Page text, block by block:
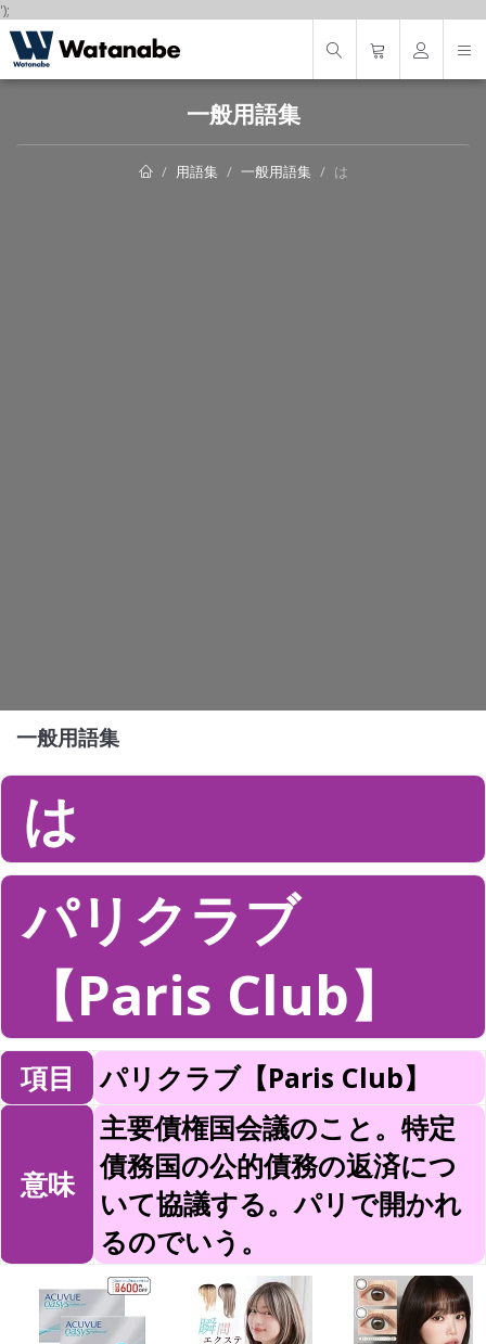
');
一般用語集
用語集 一般用語集 は
一般用語集
は
パリクラブ
【Paris Club】
項目 パリクラブ【Paris Club】
意味
主要債権国会議のこと。特定
債務国の公的債務の返済につ
いて協議する。パリで開かれ
るのでいう。